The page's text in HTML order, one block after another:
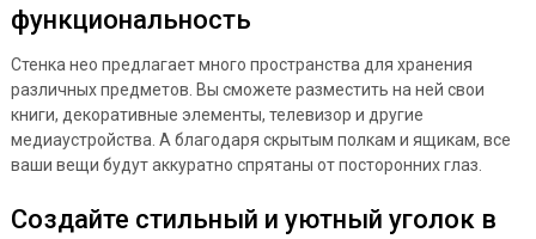
функциональность
Стенка нео предлагает много пространства для хранения
различных предметов. Вы сможете разместить на ней свои
книги, декоративные элементы, телевизор и другие
медиаустройства. А благодаря скрытым полкам и ящикам, все
ваши вещи будут аккуратно спрятаны от посторонних глаз.
Создайте стильный и уютный уголок в